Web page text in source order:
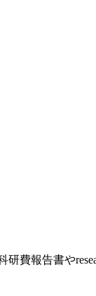
費報告書や